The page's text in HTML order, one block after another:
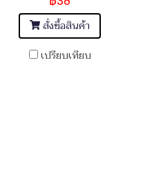
สั่งซื้อสินค้า
เปรียบเทียบ